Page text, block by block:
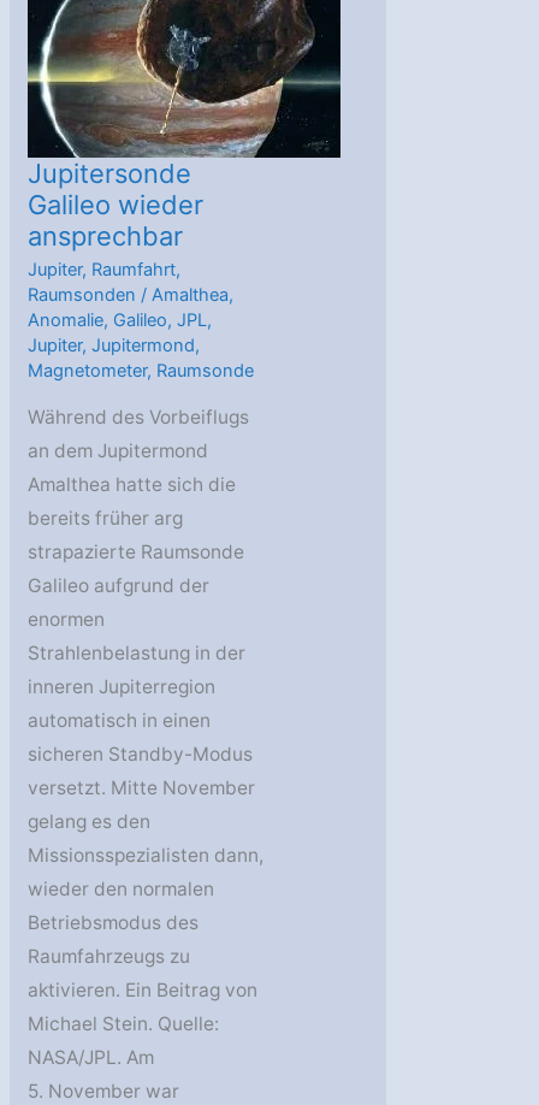
Jupitersonde
Galileo wieder
ansprechbar
Jupiter, Raumfahrt,
Raumsonden /Amalthea,
Anomalie, Galileo,JPL,
Jupiter,Jupitermond,
Magnetometer, Raumsonde
Während des Vorbeiflugs
an dem Jupitermond
Amalthea hatte sich die
bereits früher arg
strapazierte Raumsonde
Galileo aufgrund der
enormen
Strahlenbelastung in der
inneren Jupiterregion
automatisch in einen
sicheren Standby-Modus
versetzt. Mitte November
gelang es den
Missionsspezialisten dann,
wieder den normalen
Betriebsmodus des
Raumfahrzeugs zu
aktivieren. Ein Beitrag von
Michael Stein. Quelle:
NASA/JPL. Am
5. November war